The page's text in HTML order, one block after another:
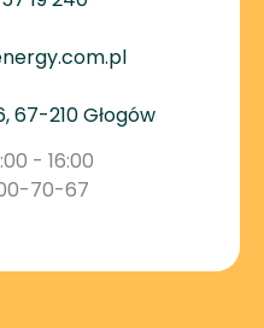
67-210 Głogów
- 16:00
70-67